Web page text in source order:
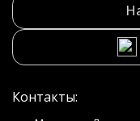
Контакты: